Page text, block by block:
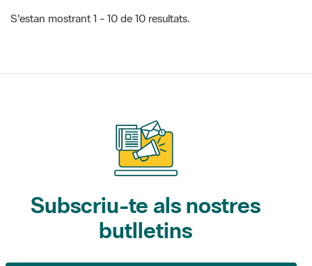
S'estan mostrant 1 - 10 de 10 resultats.
Subscriu-te als nostres
butlletins